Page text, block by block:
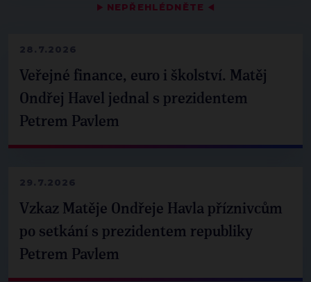
▶ NEPŘEHLÉDNĚTE ◀
28.7.2026
Veřejné finance, euro i školství. Matěj
Ondřej Havel jednal s prezidentem
Petrem Pavlem
29.7.2026
Vzkaz Matěje Ondřeje Havla příznivcům
po setkání s prezidentem republiky
Petrem Pavlem